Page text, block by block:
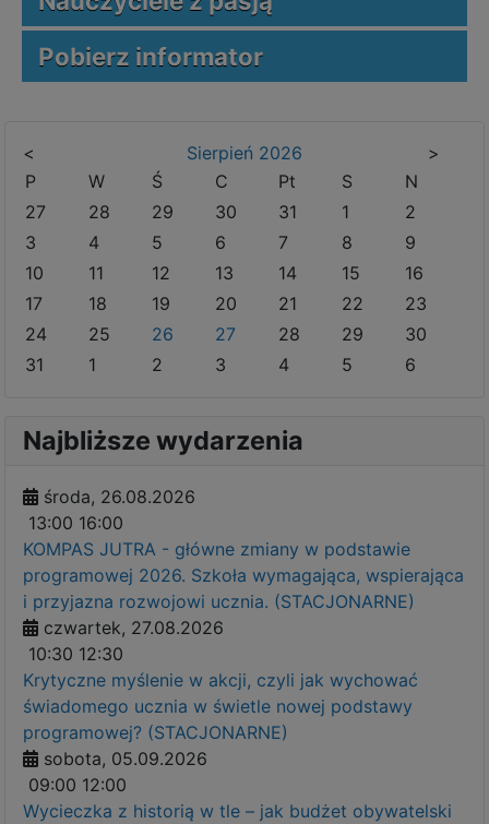
Pobierz informator
< Sierpień 2026
>
P
W Ś C Pt S
N
27
28 29 30 31 1
2
3
4 5 6 7 8
9
10
11 12 13 14 15
16
17
18 19 20 21 22
23
24
25 26 27 28 29
30
31
1 2 3 4 5 6
Najbliższe wydarzenia
środa, 26.08.2026
13:00 16:00
KOMPAS JUTRA - główne zmiany w podstawie
programowej 2026. Szkoła wymagająca, wspierająca
i przyjazna rozwojowi ucznia. (STACJONARNE)
czwartek, 27.08.2026
10:30 12:30
Krytyczne myślenie w akcji, czyli jak wychować
świadomego ucznia w świetle nowej podstawy
programowej? (STACJONARNE)
sobota, 05.09.2026
09:00 12:00
Wycieczka z historią w tle – jak budżet obywatelski